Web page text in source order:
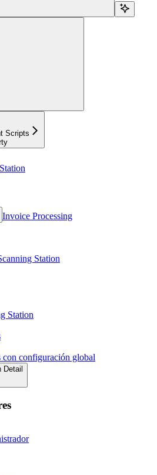
Scripts
Invoice Processing
Station
Station
con configuración global